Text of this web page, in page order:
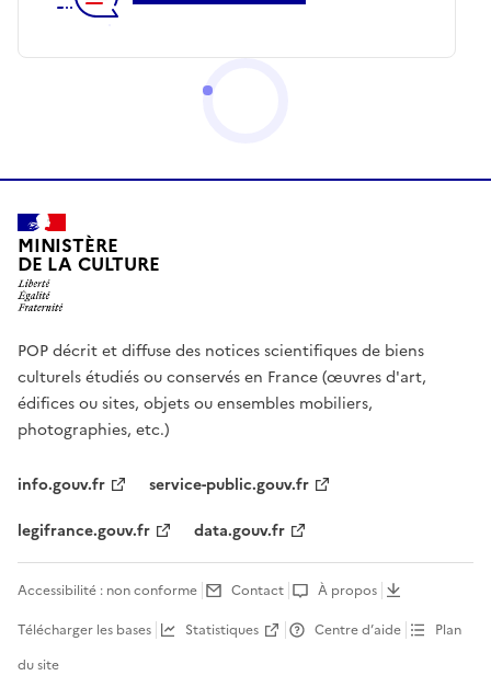
MINISTÈRE
DE LA CULTURE
POP décrit et diffuse des notices scientifiques de biens
culturels étudiés ou conservés en France (œuvres d'art,
édifices ou sites, objets ou ensembles mobiliers,
photographies, etc.)
info.gouv.fr
service-public.gouv.fr
legifrance.gouv.fr
data.gouv.fr
Accessibilité : non conforme Contact
À propos
Télécharger les bases
Statistiques Centre d’aide
Plan
du site